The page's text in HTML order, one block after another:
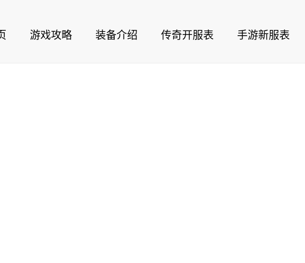
游戏攻略 装备介绍 传奇开服表 手游新服表